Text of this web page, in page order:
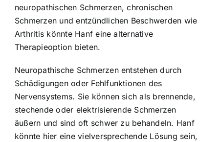
neuropathischen Schmerzen, chronischen
Schmerzen und entzündlichen Beschwerden wie
Arthritis könnte Hanf eine alternative
Therapieoption bieten.
Neuropathische Schmerzen entstehen durch
Schädigungen oder Fehlfunktionen des
Nervensystems. Sie können sich als brennende,
stechende oder elektrisierende Schmerzen
äußern und sind oft schwer zu behandeln. Hanf
könnte hier eine vielversprechende Lösung sein,